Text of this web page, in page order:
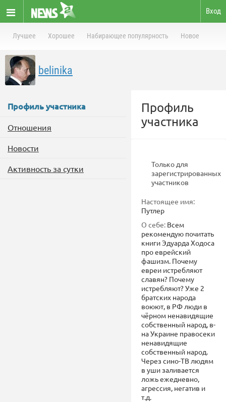
Вход
Лучшее Хорошее Набирающее популярность Новое
belinika
Профиль участника
Отношения
Новости
Активность за сутки
Профиль
участника
Только для
зарегистрированных
участников
Настоящее имя:
Путлер
О себе: Всем
рекомендую почитать
книги Эдуарда Ходоса
про еврейский
фашизм. Почему
евреи истребляют
славян? Почему
истребляют? Уже 2
братских народа
воюют, в РФ люди в
чёрном ненавидящие
собственный народ, в-
на Украине правосеки
ненавидящие
собственный народ.
Через сино-ТВ людям
в уши заливается
ложь ежедневно,
агрессия, негатив и
т.д.